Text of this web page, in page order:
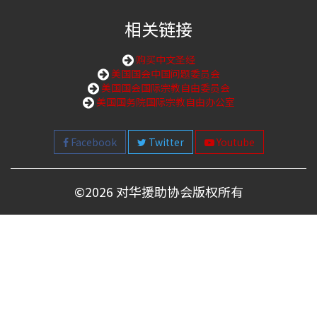
相关链接
购买中文圣经
美国国会中国问题委员会
美国国会国际宗教自由委员会
美国国务院国际宗教自由办公室
Facebook Twitter Youtube
©2026 对华援助协会版权所有